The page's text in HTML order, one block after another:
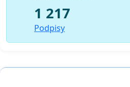
1 217
Podpisy